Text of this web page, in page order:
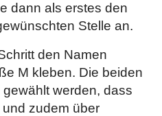
dann als erstes den
Stelle an.
den Namen
M kleben. Die beiden
werden, dass
zudem über